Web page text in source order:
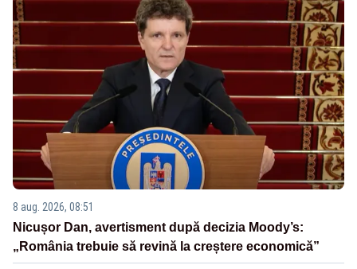
8 aug. 2026, 08:51
Nicușor Dan, avertisment după decizia Moody’s:
„România trebuie să revină la creștere economică”